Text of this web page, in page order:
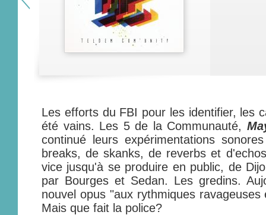
Les efforts du FBI pour les identifier, les
été vains. Les 5 de la Communauté,
continué leurs expérimentations
breaks, de skanks, de reverbs et
vice jusqu'à se produire en public, de
par Bourges et Sedan. Les gredins.
nouvel opus "aux rythmiques
Mais que fait la police?